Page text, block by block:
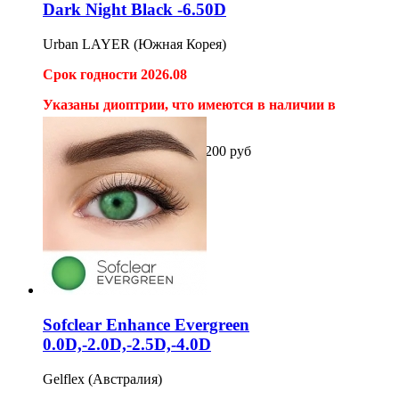
Dark Night Black -6.50D
Urban LAYER (Южная Корея)
Срок годности 2026.08
Указаны диоптрии, что имеются в наличии в
магазине.
2шт на 12 месяцев1 500 1 200 руб
Купить
Sofclear Enhance Evergreen
0.0D,-2.0D,-2.5D,-4.0D
Gelflex (Австралия)